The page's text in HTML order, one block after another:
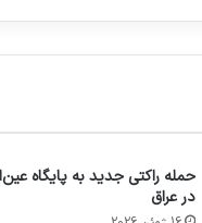
حمله راکتی جدید به پایگاه
در عراق